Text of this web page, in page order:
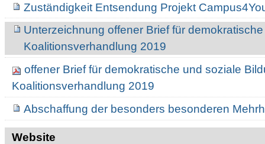
Zuständigkeit Entsendung Projekt
Unterzeichnung offener Brief für
Koalitionsverhandlung 2019
offener Brief für demokratische und soziale
Koalitionsverhandlung 2019
Abschaffung der besonders besonderen
Website